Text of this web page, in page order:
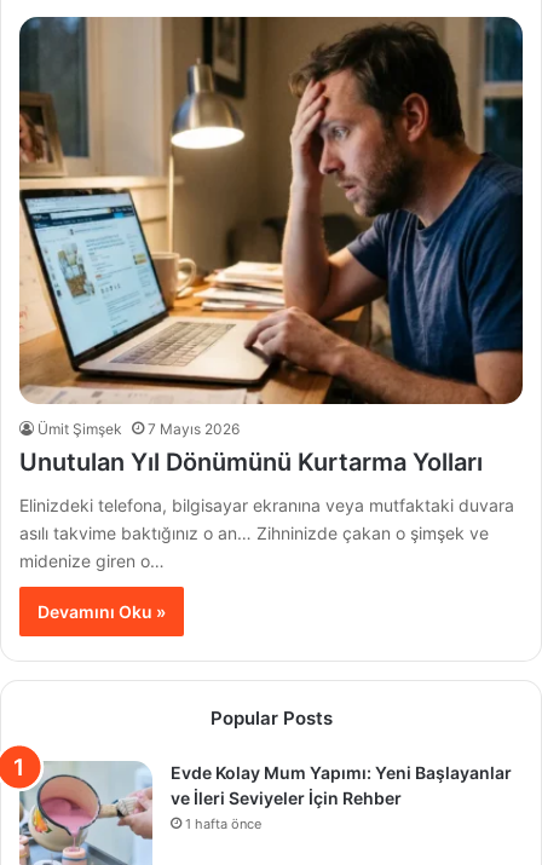
Ümit Şimşek 7 Mayıs 2026
Unutulan Yıl Dönümünü Kurtarma Yolları
Elinizdeki telefona, bilgisayar ekranına veya mutfaktaki duvara
asılı takvime baktığınız o an… Zihninizde çakan o şimşek ve
midenize giren o…
Devamını Oku »
Popular Posts
Evde Kolay Mum Yapımı: Yeni Başlayanlar
ve İleri Seviyeler İçin Rehber
1 hafta önce